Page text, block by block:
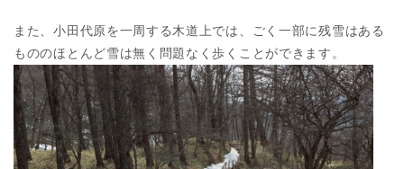
また、小田代原を一周する木道上では、ごく一部に残雪はある
もののほとんど雪は無く問題なく歩くことができます。